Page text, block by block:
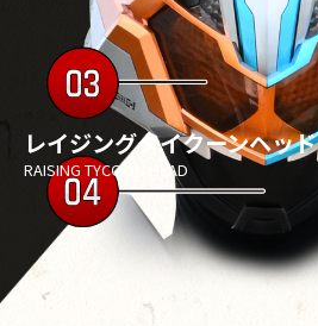
レイジングタイクーンヘッド
RAISING TYCOON HEAD